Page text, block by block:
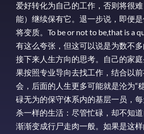
爱好转化为自己的工作，否则将很
能）继续保有它。退一步说，即便
将变质。To be or not to be,that is a
有这么夸张，但这可以说是为数不
接下来人生方向的思考。自己的家
果按照专业导向去找工作，结合以
会，后面的人生更多可能就是沦为“
碌无为的保守体系内的基层一员，
杀一样的生活：尽管忙碌，却不知道
渐渐变成行尸走肉一般。如果是这